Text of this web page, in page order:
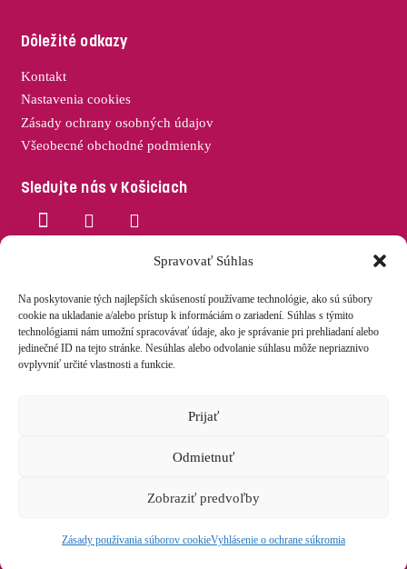
Spravovať Súhlas
Na poskytovanie tých najlepších skúseností používame technológie, ako sú súbory
cookie na ukladanie a/alebo prístup k informáciám o zariadení. Súhlas s týmito
technológiami nám umožní spracovávať údaje, ako je správanie pri prehliadaní alebo
jedinečné ID na tejto stránke. Nesúhlas alebo odvolanie súhlasu môže nepriaznivo
ovplyvniť určité vlastnosti a funkcie.
Prijať
Odmietnuť
Zobraziť predvoľby
Zásady používania súborov cookieVyhlásenie o ochrane súkromia
Dôležité odkazy
Kontakt
Nastavenia cookies
Zásady ochrany osobných údajov
Všeobecné obchodné podmienky
Sledujte nás v Košiciach
2025 AdNa s.r.o.IČO 51408783, DIČ 2120679121, IČ DPH SK2120679121,
praxe podľa účtovnej závierky a Štatistického úradu SR
registrácia od 20.5.2025
vytvoril
rastoprachar.sk